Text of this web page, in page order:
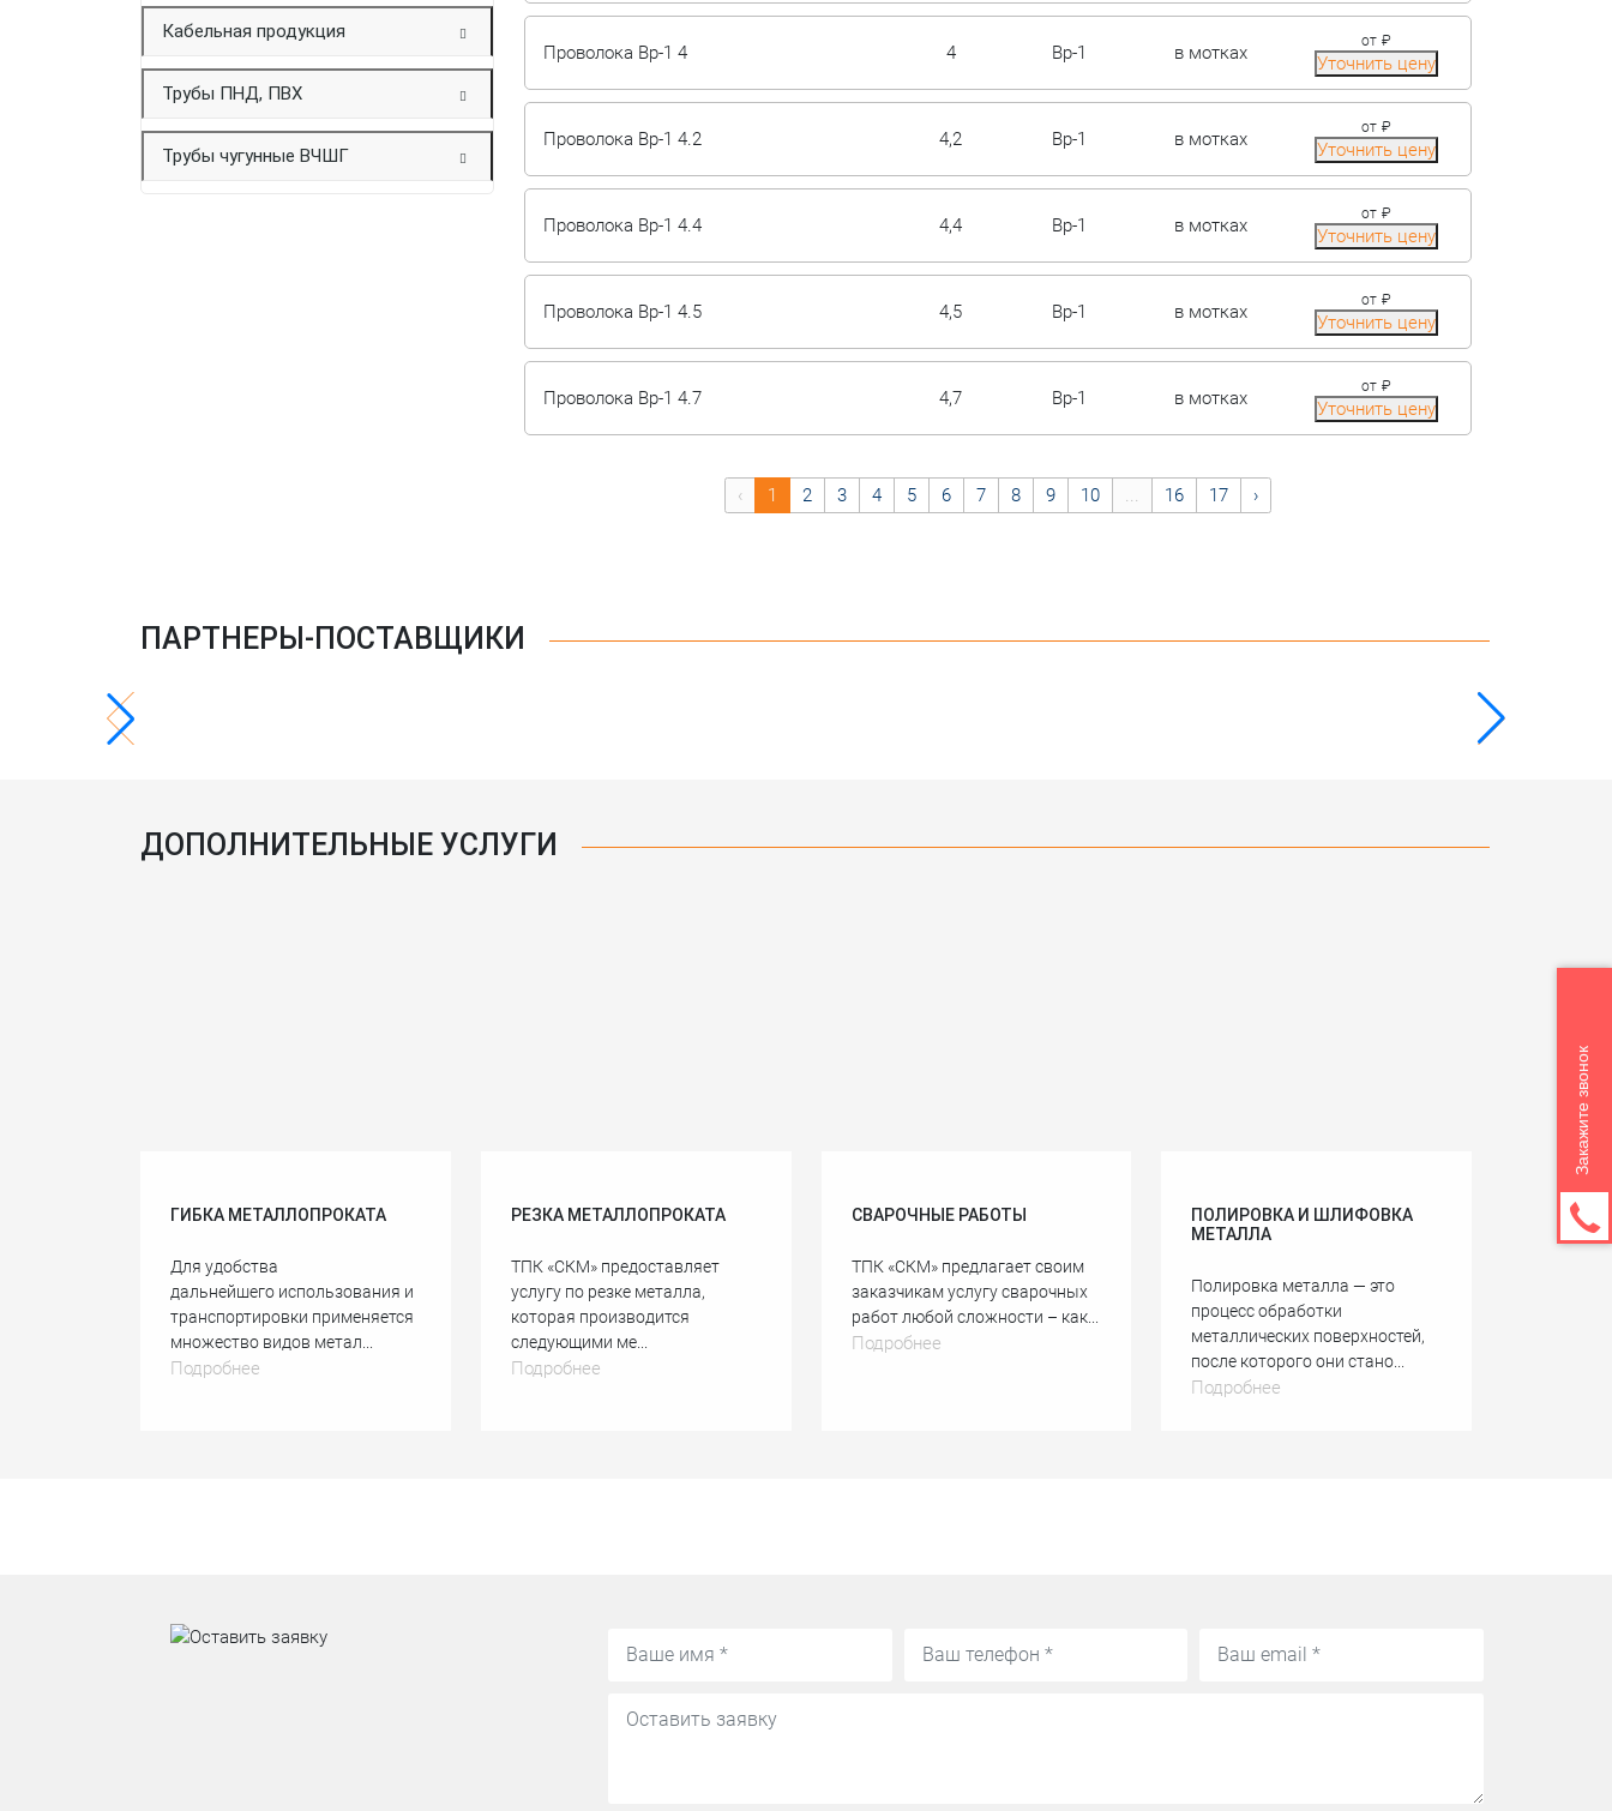
Кабельная продукция
Трубы ПНД, ПВХ
Трубы чугунные ВЧШГ
Проволока Вр-1 4 4 Вр-1 в мотках
от ₽
Уточнить цену
Проволока Вр-1 4.2 4,2 Вр-1 в мотках
от ₽
Уточнить цену
Проволока Вр-1 4.4 4,4 Вр-1 в мотках
от ₽
Уточнить цену
Проволока Вр-1 4.5 4,5 Вр-1 в мотках
от ₽
Уточнить цену
Проволока Вр-1 4.7 4,7 Вр-1 в мотках
от ₽
Уточнить цену
‹ 1 2 3 4 5 6 7 8 9 10 ... 16 17 ›
ПАРТНЕРЫ-ПОСТАВЩИКИ
ДОПОЛНИТЕЛЬНЫЕ УСЛУГИ
ГИБКА МЕТАЛЛОПРОКАТА
Для удобства
дальнейшего использования и
транспортировки применяется
множество видов метал...
Подробнее
РЕЗКА МЕТАЛЛОПРОКАТА
ТПК «СКМ» предоставляет
услугу по резке металла,
которая производится
следующими ме...
Подробнее
СВАРОЧНЫЕ РАБОТЫ
ТПК «СКМ» предлагает своим
заказчикам услугу сварочных
работ любой сложности – как...
Подробнее
ПОЛИРОВКА И ШЛИФОВКА
МЕТАЛЛА
Полировка металла — это
процесс обработки
металлических поверхностей,
после которого они стано...
Подробнее
Закажите звонок